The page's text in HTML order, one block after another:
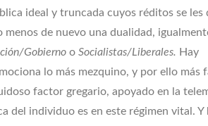
ideal y truncada cuyos réditos se les
de nuevo una dualidad,
Gobierno o Socialistas/Liberales. Hay
lo más mezquino, y por ello más
factor gregario, apoyado en la
del individuo es en este régimen vital. Y